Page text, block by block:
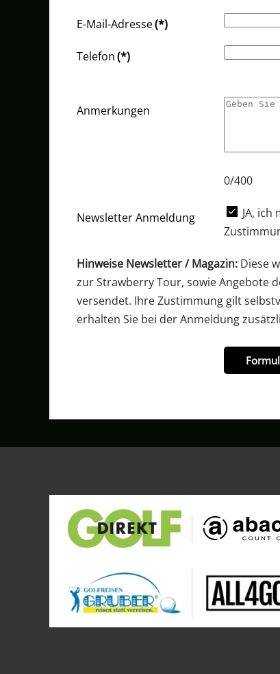
E-Mail-Adresse(*)
Telefon(*)
Anmerkungen
0/400
Newsletter Anmeldung
JA,
Hinweise Newsletter / Magazin: Diese
zur Strawberry Tour, sowie Angebote
versendet. Ihre Zustimmung gilt
erhalten Sie bei der Anmeldung